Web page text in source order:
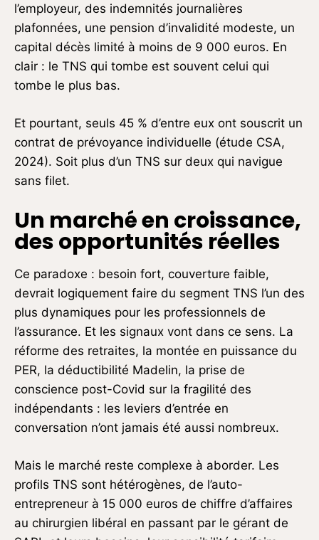
l’employeur, des indemnités journalières
plafonnées, une pension d’invalidité modeste, un
capital décès limité à moins de 9 000 euros. En
clair : le TNS qui tombe est souvent celui qui
tombe le plus bas.
Et pourtant, seuls 45 % d’entre eux ont souscrit un
contrat de prévoyance individuelle (étude CSA,
2024). Soit plus d’un TNS sur deux qui navigue
sans filet.
Un marché en croissance,
des opportunités réelles
Ce paradoxe : besoin fort, couverture faible,
devrait logiquement faire du segment TNS l’un des
plus dynamiques pour les professionnels de
l’assurance. Et les signaux vont dans ce sens. La
réforme des retraites, la montée en puissance du
PER, la déductibilité Madelin, la prise de
conscience post-Covid sur la fragilité des
indépendants : les leviers d’entrée en
conversation n’ont jamais été aussi nombreux.
Mais le marché reste complexe à aborder. Les
profils TNS sont hétérogènes, de l’auto-
entrepreneur à 15 000 euros de chiffre d’affaires
au chirurgien libéral en passant par le gérant de